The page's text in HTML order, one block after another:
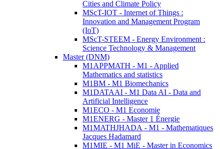
Cities and Climate Policy
MScT-IOT - Internet of Things :
Innovation and Management Program
(IoT)
MScT-STEEM - Energy Environment :
Science Technology & Management
Master (DNM)
M1APPMATH - M1 - Applied
Mathematics and statistics
M1BM - M1 Biomechanics
M1DATAAI - M1 Data AI - Data and
Artificial Intelligence
M1ECO - M1 Economie
M1ENERG - Master 1 Énergie
M1MATHJHADA - M1 - Mathematiques
Jacques Hadamard
M1MIE - M1 MiE - Master in Economics